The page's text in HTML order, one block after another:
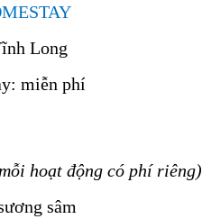
Long
miễn phí
hoạt động có phí riêng)
sâm